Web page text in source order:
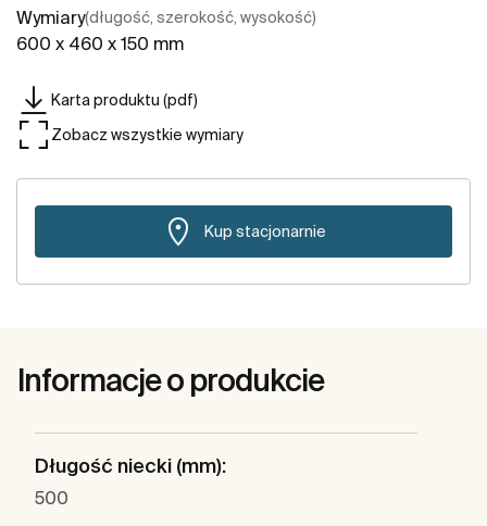
Wymiary(długość, szerokość, wysokość)
600 x 460 x 150 mm
Karta produktu (pdf)
Zobacz wszystkie wymiary
Kup stacjonarnie
Informacje o produkcie
Długość niecki (mm):
500